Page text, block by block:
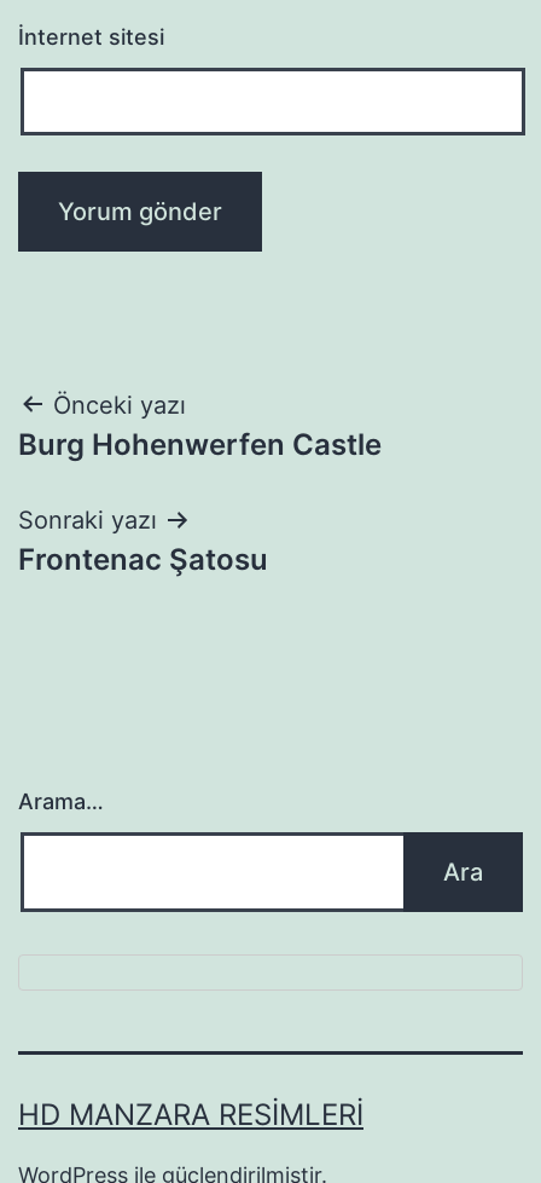
İnternet sitesi
Yazı
gezinmesi
Önceki yazı
Burg Hohenwerfen Castle
Sonraki yazı
Frontenac Şatosu
Arama…
HD MANZARA RESIMLERI
WordPress ile güçlendirilmiştir.